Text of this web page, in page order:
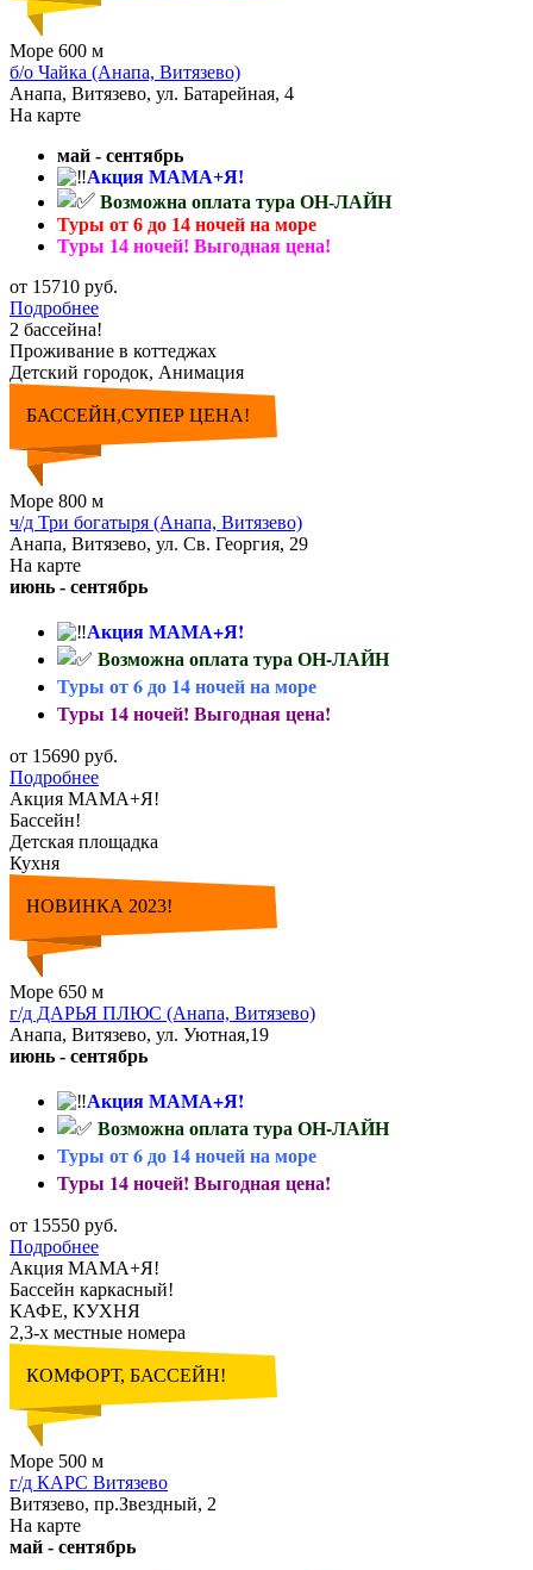
Море 600 м
б/о Чайка (Анапа, Витязево)
Анапа, Витязево, ул. Батарейная, 4
На карте
май - сентябрь
Акция МАМА+Я!
Возможна оплата тура ОН-ЛАЙН
Туры от 6 до 14 ночей на море
Туры 14 ночей! Выгодная цена!
от 15710 руб.
Подробнее
2 бассейна!
Проживание в коттеджах
Детский городок, Анимация
БАССЕЙН,СУПЕР ЦЕНА!
Море 800 м
ч/д Три богатыря (Анапа, Витязево)
Анапа, Витязево, ул. Св. Георгия, 29
На карте
июнь - сентябрь
Акция МАМА+Я!
Возможна оплата тура ОН-ЛАЙН
Туры от 6 до 14 ночей на море
Туры 14 ночей! Выгодная цена!
от 15690 руб.
Подробнее
Акция МАМА+Я!
Бассейн!
Детская площадка
Кухня
НОВИНКА 2023!
Море 650 м
г/д ДАРЬЯ ПЛЮС (Анапа, Витязево)
Анапа, Витязево, ул. Уютная,19
июнь - сентябрь
Акция МАМА+Я!
Возможна оплата тура ОН-ЛАЙН
Туры от 6 до 14 ночей на море
Туры 14 ночей! Выгодная цена!
от 15550 руб.
Подробнее
Акция МАМА+Я!
Бассейн каркасный!
КАФЕ, КУХНЯ
2,3-х местные номера
КОМФОРТ, БАССЕЙН!
Море 500 м
г/д КАРС Витязево
Витязево, пр.Звездный, 2
На карте
май - сентябрь